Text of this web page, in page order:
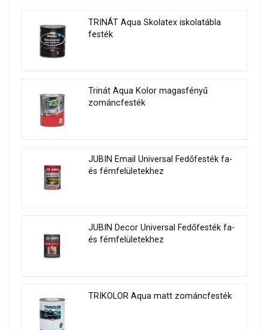
TRINÁT Aqua Skolatex iskolatábla
festék
Trinát Aqua Kolor magasfényű
zománcfesték
JUBIN Email Universal Fedőfesték fa-
és fémfelületekhez
JUBIN Decor Universal Fedőfesték fa-
és fémfelületekhez
TRIKOLOR Aqua matt zománcfesték